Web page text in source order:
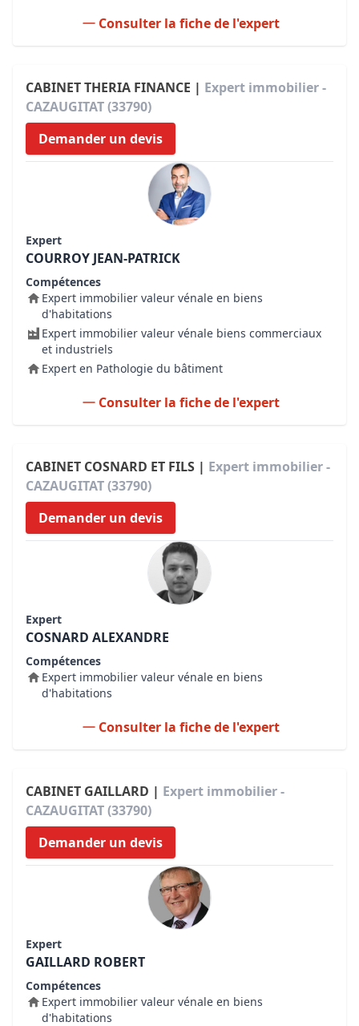
Consulter la fiche de l'expert
CABINET THERIA FINANCE | Expert immobilier -
CAZAUGITAT (33790)
Demander un devis
Expert
COURROY JEAN-PATRICK
Compétences
Expert immobilier valeur vénale en biens
d'habitations
Expert immobilier valeur vénale biens commerciaux
et industriels
Expert en Pathologie du bâtiment
Consulter la fiche de l'expert
CABINET COSNARD ET FILS | Expert immobilier -
CAZAUGITAT (33790)
Demander un devis
Expert
COSNARD ALEXANDRE
Compétences
Expert immobilier valeur vénale en biens
d'habitations
Consulter la fiche de l'expert
CABINET GAILLARD | Expert immobilier -
CAZAUGITAT (33790)
Demander un devis
Expert
GAILLARD ROBERT
Compétences
Expert immobilier valeur vénale en biens
d'habitations